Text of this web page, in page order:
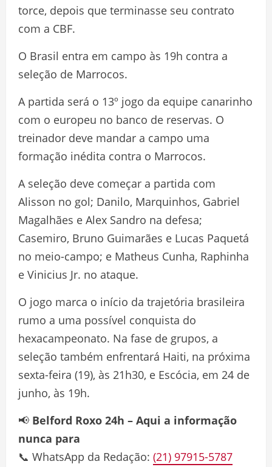
torce, depois que terminasse seu contrato
com a CBF.
O Brasil entra em campo às 19h contra a
seleção de Marrocos.
A partida será o 13º jogo da equipe canarinho
com o europeu no banco de reservas. O
treinador deve mandar a campo uma
formação inédita contra o Marrocos.
A seleção deve começar a partida com
Alisson no gol; Danilo, Marquinhos, Gabriel
Magalhães e Alex Sandro na defesa;
Casemiro, Bruno Guimarães e Lucas Paquetá
no meio-campo; e Matheus Cunha, Raphinha
e Vinicius Jr. no ataque.
O jogo marca o início da trajetória brasileira
rumo a uma possível conquista do
hexacampeonato. Na fase de grupos, a
seleção também enfrentará Haiti, na próxima
sexta-feira (19), às 21h30, e Escócia, em 24 de
junho, às 19h.
📢 Belford Roxo 24h – Aqui a informação
nunca para
📞 WhatsApp da Redação: (21) 97915-5787